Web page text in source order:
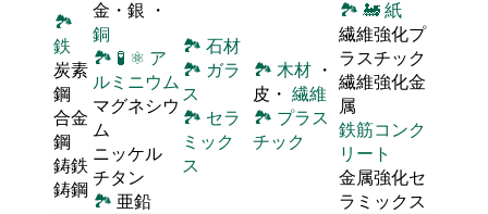
🏞
鉄
炭素
鋼
合金
鋼
鋳鉄
鋳鋼
金・銀 ・
銅
🏞 🧪 ⚛ ア
ルミニウム
マグネシウ
ム
ニッケル
チタン
🏞 亜鉛
🏞 石材
🏞 ガラ
ス
🏞 セラ
ミック
ス
🏞 木材 ・
皮・ 繊維
🏞 プラス
チック
🏞 🚂紙
繊維強化プ
ラスチック
繊維強化金
属
鉄筋コンク
リート
金属強化セ
ラミックス